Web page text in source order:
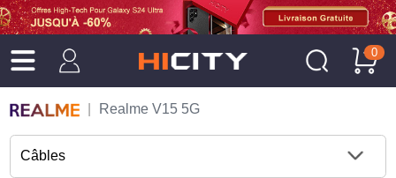
0
Realme V15 5G
Câbles